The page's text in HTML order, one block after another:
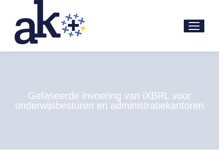
Gefaseerde invoering van iXBRL voor
onderwijsbesturen en administratiekantoren